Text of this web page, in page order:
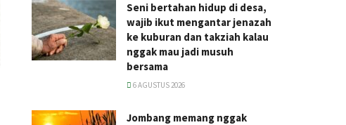
Seni bertahan hidup di desa,
wajib ikut mengantar jenazah
ke kuburan dan takziah kalau
nggak mau jadi musuh
bersama
6 AGUSTUS 2026
Jombang memang nggak